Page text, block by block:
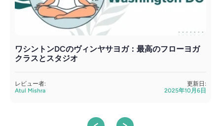
ワシントンDCのヴィンヤサヨガ：最高のフローヨガ
クラスとスタジオ
レビュー者:
Atul Mishra
更新日:
2025年10月6日